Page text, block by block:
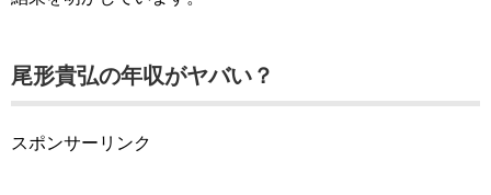
尾形貴弘の年収がヤバい？
スポンサーリンク